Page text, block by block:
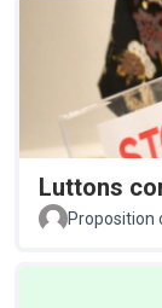
Luttons
Proposition